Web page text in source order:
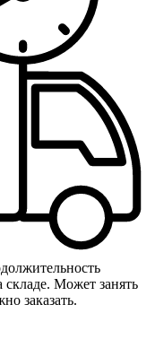
складе. Может занять
заказать.